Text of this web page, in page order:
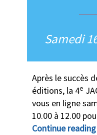
Samedi
Après le succès
éditions, la 4e
vous en ligne
10.00 à 12.00
Continue reading